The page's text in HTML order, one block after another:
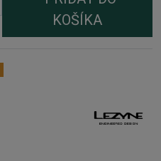
KOŠÍKA